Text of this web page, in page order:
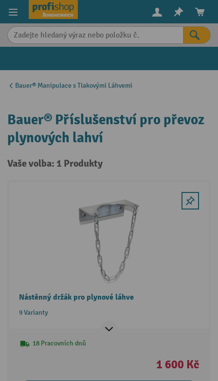
content
Bauer® Manipulace s Tlakovými Láhvemi
Bauer® Příslušenství pro převoz
plynových lahví
Vaše volba: 1 Produkty
Nástěnný držák pro plynové láhve
9 Varianty
18 Pracovních dnů
1 600 Kč